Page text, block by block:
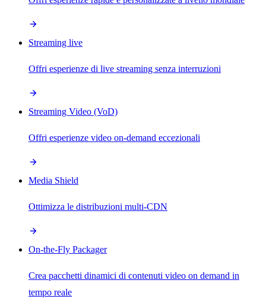
Streaming live
Offri esperienze di live streaming senza interruzioni
Streaming Video (VoD)
Offri esperienze video on-demand eccezionali
Media Shield
Ottimizza le distribuzioni multi-CDN
On-the-Fly Packager
Crea pacchetti dinamici di contenuti video on demand in
tempo reale